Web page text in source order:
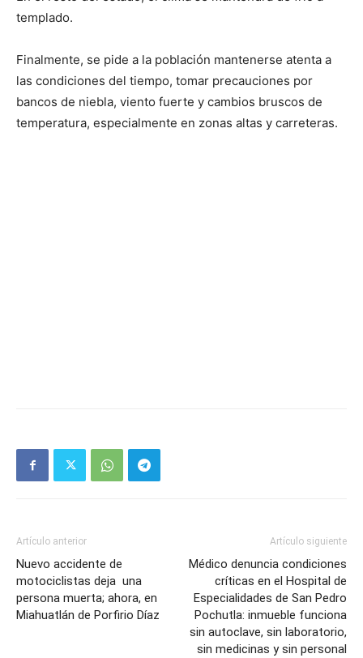
templado.
Finalmente, se pide a la población mantenerse atenta a
las condiciones del tiempo, tomar precauciones por
bancos de niebla, viento fuerte y cambios bruscos de
temperatura, especialmente en zonas altas y carreteras.
Artículo anterior
Nuevo accidente de
motociclistas deja una
persona muerta; ahora, en
Miahuatlán de Porfirio Díaz
Artículo siguiente
Médico denuncia condiciones
críticas en el Hospital de
Especialidades de San Pedro
Pochutla: inmueble funciona
sin autoclave, sin laboratorio,
sin medicinas y sin personal